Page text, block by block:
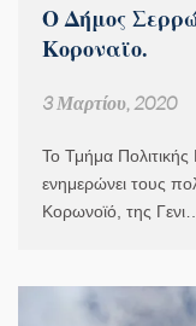
Ο Δήμος
Κοροναϊο.
3 Μαρτίου, 2020
Το Τμήμα
ενημερώνει τους
Κορωνοϊό, της Γενι…